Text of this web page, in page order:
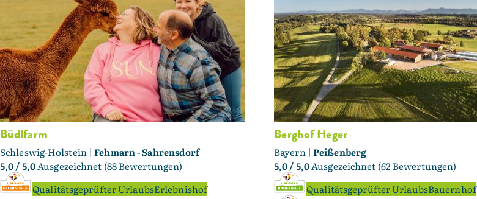
Büdlfarm
Schleswig-Holstein |Fehmarn - Sahrensdorf
5,0/ 5,0Ausgezeichnet (88 Bewertungen)
Qualitätsgeprüfter UrlaubsErlebnishof
Berghof Heger
Bayern | Peißenberg
5,0/ 5,0Ausgezeichnet (62 Bewertungen)
Qualitätsgeprüfter UrlaubsBauernhof